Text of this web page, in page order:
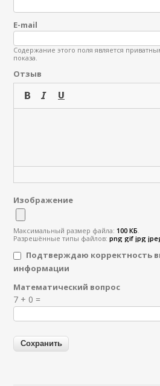
E-mail
Содержание этого поля является
показа.
Отзыв
Изображение
Максимальный размер файла:100 КБ.
Разрешённые типы файлов:png gif jpg
Подтверждаю корректность
информации
Я спамер
Математический вопрос
7 + 0 =